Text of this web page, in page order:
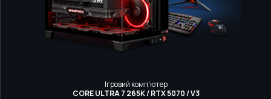
Ігровий комп'ютер
CORE ULTRA 7 265K / RTX 5070 / V3